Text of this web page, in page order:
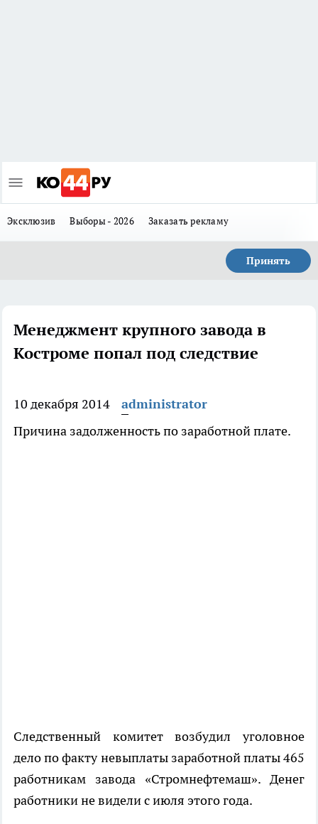
Эксклюзив Выборы - 2026 Заказать рекламу
Принять
Менеджмент крупного завода в
Костроме попал под следствие
10 декабря 2014
administrator
Причина задолженность по заработной плате.
Следственный комитет возбудил уголовное
дело по факту невыплаты заработной платы 465
работникам завода «Стромнефтемаш». Денег
работники не видели с июля этого года.